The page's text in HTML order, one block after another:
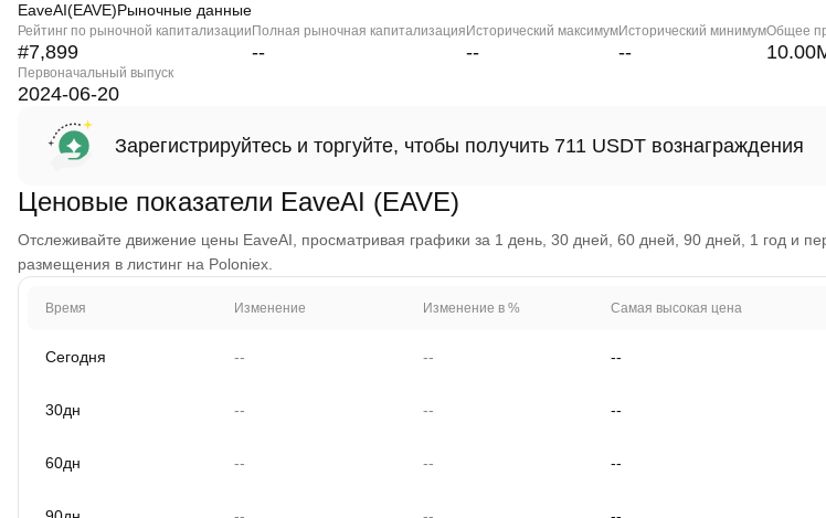
EaveAI(EAVE)Рыночные данные
Рейтинг по рыночной капитализации
#7,899
Полная рыночная капитализация
--
Исторический максимум
--
Исторический минимум
--
Общее
Первоначальный выпуск
2024-06-20
Зарегистрируйтесь и торгуйте, чтобы получить 711 USDT вознаграждения
Ценовые показатели EaveAI (EAVE)
Отслеживайте движение цены EaveAI, просматривая графики за 1 день, 30 дней, 60 дней, 90 дней, 1 год и
размещения в листинг на Poloniex.
Время Изменение Изменение в % Самая высокая цена
Сегодня -- -- --
30дн -- -- --
60дн -- -- --